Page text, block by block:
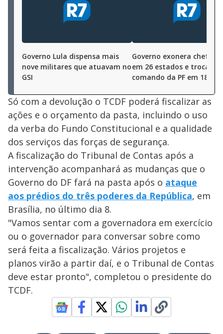
Governo Lula dispensa mais
nove militares que atuavam no
GSI
Governo exonera chefes
em 26 estados e troca
comando da PF em 18
Só com a devolução o TCDF poderá fiscalizar as
ações e o orçamento da pasta, incluindo o uso
da verba do Fundo Constitucional e a qualidade
dos serviços das forças de segurança.
A fiscalização do Tribunal de Contas após a
intervenção acompanhará as mudanças que o
Governo do DF fará na pasta após o ataque
aos prédios do três poderes da República, em
Brasília, no último dia 8.
"Vamos sentar com a governadora em exercício
ou o governador para conversar sobre como
será feita a fiscalização. Vários projetos e
planos virão a partir daí, e o Tribunal de Contas
deve estar pronto", completou o presidente do
TCDF.